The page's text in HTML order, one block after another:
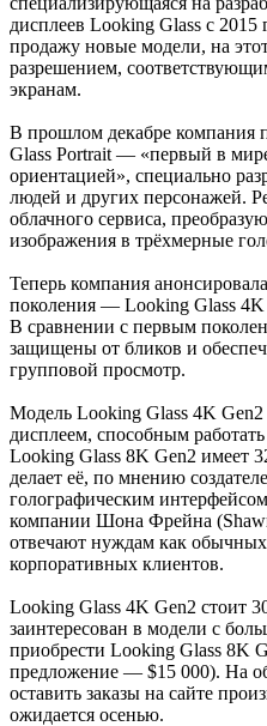
дисплеев Looking Glass с 2015
продажу новые модели, на
разрешением,
экранам.
В прошлом декабре компания
Glass Portrait — «первый в
ориентацией», специально
людей и других персонажей.
облачного сервиса,
изображения в трёхмерные
Теперь компания
поколения — Looking Glass
В сравнении с первым
защищены от бликов и
групповой просмотр.
Модель Looking Glass 4K
дисплеем, способным
Looking Glass 8K Gen2 имеет
делает её, по мнению
голографическим
компании Шона Фрейна
отвечают нуждам как обычных
корпоративных клиентов.
Looking Glass 4K Gen2 стоит
заинтересован в модели с
приобрести Looking Glass 8K
предложение — $15 000). На
оставить заказы на сайте
ожидается осенью.